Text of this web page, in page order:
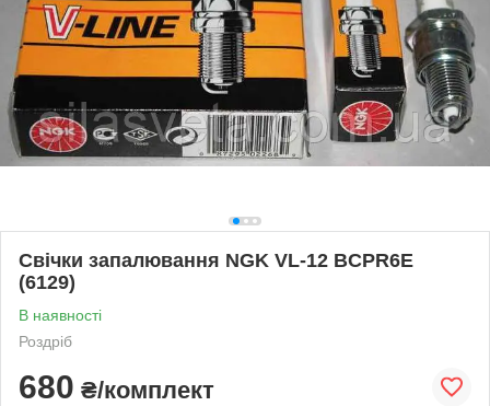
Свічки запалювання NGK VL-12 BCPR6E
(6129)
В наявності
Роздріб
680 ₴/комплект